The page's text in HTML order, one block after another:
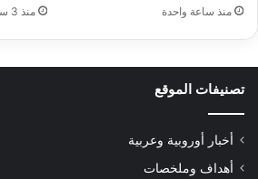
منذ ساعة واحدة
منذ 3 ساعات
تصنيفات الموقع
أخبار أوروبية وعربية
أهداف وملخصات